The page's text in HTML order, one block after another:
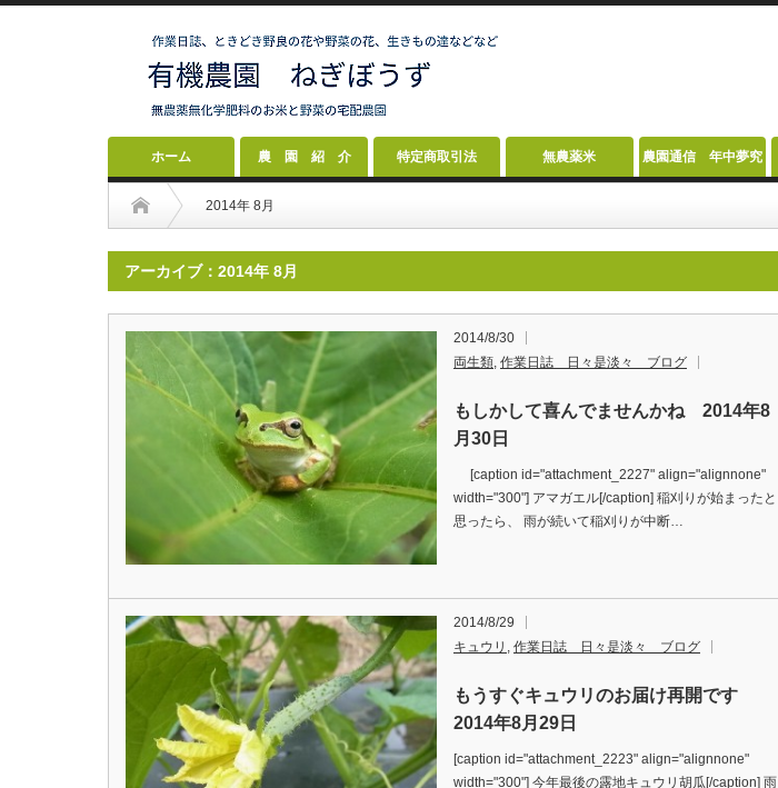
ホーム 農 園 紹 介 特定商取引法 無農薬米 農園通信 年中夢究
2014年 8月
アーカイブ：2014年 8月
2014/8/30
両生類, 作業日誌 日々是淡々 ブログ
もしかして喜んでませんかね 2014年8
月30日
[caption id="attachment_2227" align="alignnone"
width="300"] アマガエル[/caption] 稲刈りが始まったと
思ったら、 雨が続いて稲刈りが中断…
2014/8/29
キュウリ , 作業日誌 日々是淡々 ブログ
もうすぐキュウリのお届け再開です
2014年8月29日
[caption id="attachment_2223" align="alignnone"
width="300"] 今年最後の露地キュウリ胡瓜[/caption] 雨